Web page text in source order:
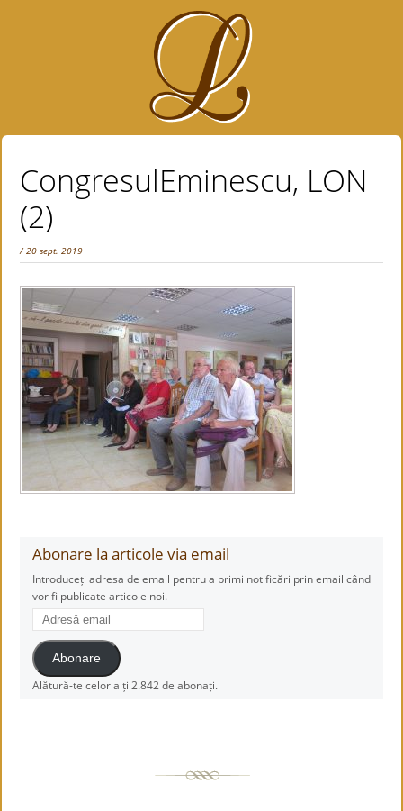
CongresulEminescu, LON
(2)
/ 20 sept. 2019
Abonare la articole via email
Introduceți adresa de email pentru a primi notificări prin email când
vor fi publicate articole noi.
Adresă
email
Abonare
Alătură-te celorlalți 2.842 de abonați.